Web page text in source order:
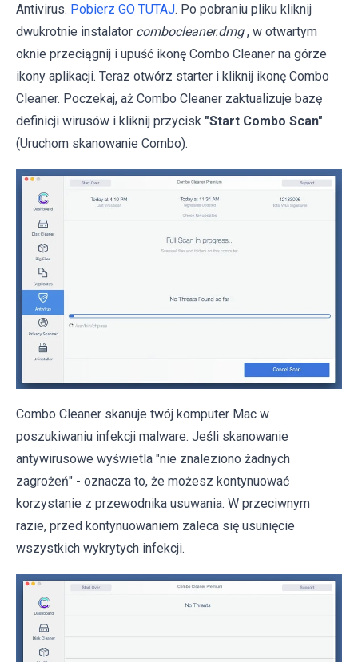
Antivirus. Pobierz GO TUTAJ. Po pobraniu pliku kliknij
dwukrotnie instalator combocleaner.dmg , w otwartym
oknie przeciągnij i upuść ikonę Combo Cleaner na górze
ikony aplikacji. Teraz otwórz starter i kliknij ikonę Combo
Cleaner. Poczekaj, aż Combo Cleaner zaktualizuje bazę
definicji wirusów i kliknij przycisk "Start Combo Scan"
(Uruchom skanowanie Combo).
Combo Cleaner skanuje twój komputer Mac w
poszukiwaniu infekcji malware. Jeśli skanowanie
antywirusowe wyświetla "nie znaleziono żadnych
zagrożeń" - oznacza to, że możesz kontynuować
korzystanie z przewodnika usuwania. W przeciwnym
razie, przed kontynuowaniem zaleca się usunięcie
wszystkich wykrytych infekcji.